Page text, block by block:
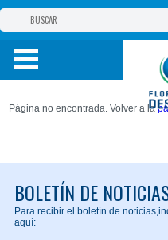
GRUPO FD
FD IBÉRICA
REMOLACHA, PATATA Y OTROS
I. TÉCNICA
Página no encontrada. Volver a la
BOLETÍN DE
Para recibir el boletín de noticias,
aquí: